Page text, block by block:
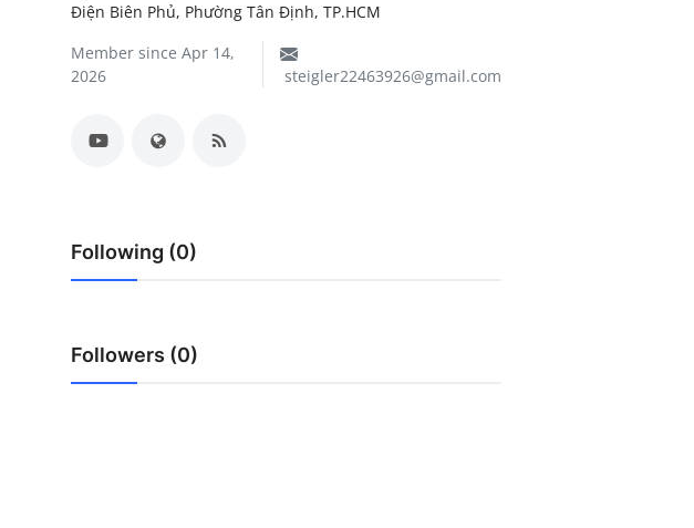
Điện Biên Phủ, Phường Tân Định, TP.HCM
Member since Apr 14,
2026
steigler22463926@gmail.com
Following (0)
Followers (0)